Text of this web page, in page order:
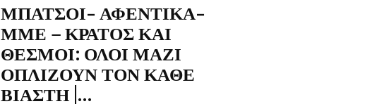
ΜΠΑΤΣΟΙ- ΑΦΕΝΤΙΚΑ-
ΜΜΕ – ΚΡΑΤΟΣ ΚΑΙ
ΘΕΣΜΟΙ: ΟΛΟΙ ΜΑΖΙ
ΟΠΛΙΖΟΥΝ ΤΟΝ ΚΑΘΕ
ΒΙΑΣΤΗ |...